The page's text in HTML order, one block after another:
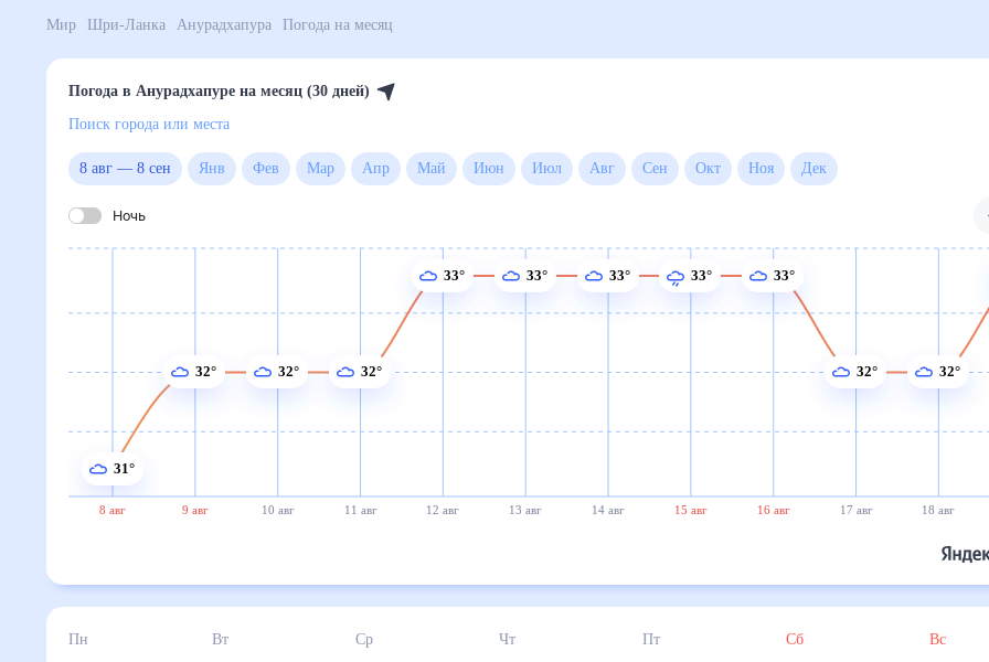
Мир Шри-Ланка Анурадхапура Погода на месяц
Погода в Анурадхапуре на месяц (30 дней)
Поиск города или места
8 авг— 8 сен Янв Фев Мар Апр Май Июн Июл Авг Сен Окт Ноя
Ночь
8 авг 9 авг 10 авг 11 авг 12 авг 13 авг 14 авг 15 авг 16 авг 17 авг 18 авг
31°
32° 32° 32°
33° 33° 33° 33° 33°
32° 32°
Пн Вт Ср Чт Пт Сб Вс